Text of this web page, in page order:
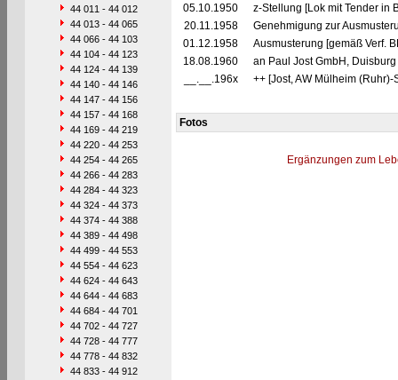
44 011 - 44 012
44 013 - 44 065
44 066 - 44 103
44 104 - 44 123
44 124 - 44 139
44 140 - 44 146
44 147 - 44 156
44 157 - 44 168
44 169 - 44 219
44 220 - 44 253
44 254 - 44 265
44 266 - 44 283
44 284 - 44 323
44 324 - 44 373
44 374 - 44 388
44 389 - 44 498
44 499 - 44 553
44 554 - 44 623
44 624 - 44 643
44 644 - 44 683
44 684 - 44 701
44 702 - 44 727
44 728 - 44 777
44 778 - 44 832
44 833 - 44 912
05.10.1950
z-Stellung [Lok mit Tender in
20.11.1958
Genehmigung zur
01.12.1958
Ausmusterung [gemäß Verf.
18.08.1960
an Paul Jost GmbH,
__.__.196x
++ [Jost, AW Mülheim (Ruhr)-
Fotos
Ergänzungen zum